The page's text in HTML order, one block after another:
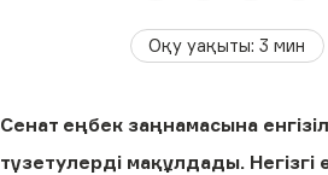
Оқу уақыты:3 мин
Сенат еңбек заңнамасына
түзетулерді мақұлдады. Негізгі